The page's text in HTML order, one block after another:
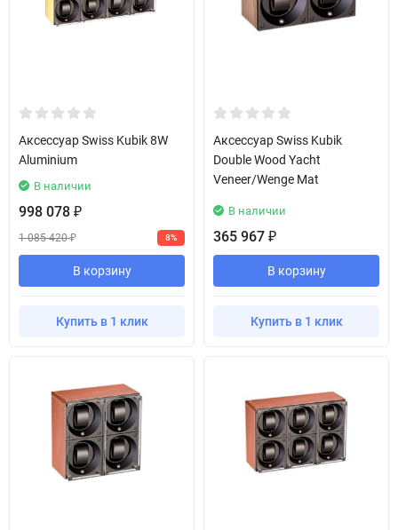
Аксессуар Swiss Kubik 8W
Aluminium
В наличии
998 078 ₽
1 085 420₽ 8%
В корзину
Купить в 1 клик
Аксессуар Swiss Kubik
Double Wood Yacht
Veneer/Wenge Mat
В наличии
365 967 ₽
В корзину
Купить в 1 клик